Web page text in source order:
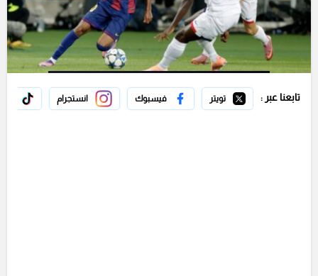
تابعنا عبر : تويتر فيسبوك انستجرام